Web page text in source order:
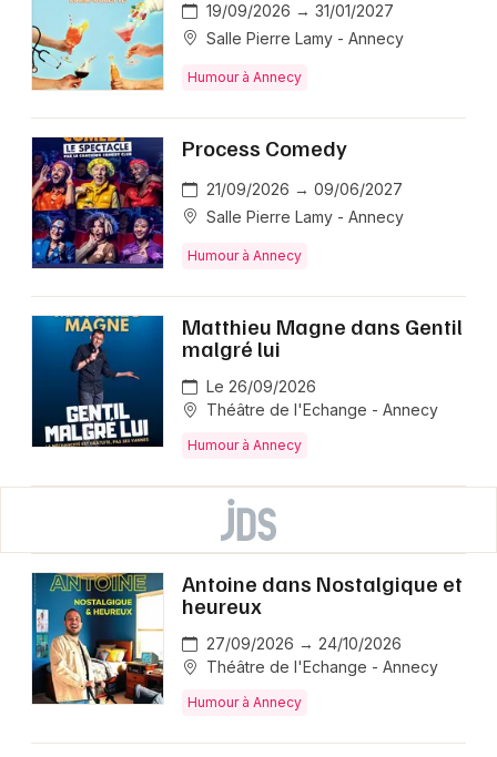
19/09/2026 → 31/01/2027
Salle Pierre Lamy - Annecy
Humour à Annecy
Process Comedy
21/09/2026 → 09/06/2027
Salle Pierre Lamy - Annecy
Humour à Annecy
Matthieu Magne dans Gentil
malgré lui
Le 26/09/2026
Théâtre de l'Echange - Annecy
Humour à Annecy
Antoine dans Nostalgique et
heureux
27/09/2026 → 24/10/2026
Théâtre de l'Echange - Annecy
Humour à Annecy